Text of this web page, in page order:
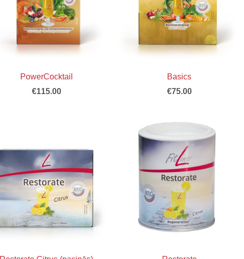
PowerCocktail
€115.00
Basics
€75.00